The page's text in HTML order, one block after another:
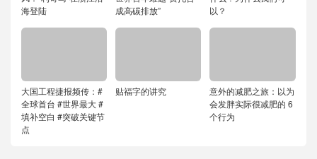
海登陆
成高碳排放”
以？
大国工程捷报频传：#
全球首台 #世界最大 #
填补空白 #突破关键节
点
贴福字的讲究
意外的减肥之旅：以为
会发胖实际很减肥的 6
个行为